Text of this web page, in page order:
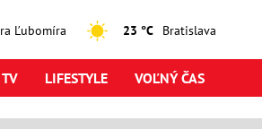
Ľubomíra 23 °C
LIFESTYLE VOĽNÝ ČAS